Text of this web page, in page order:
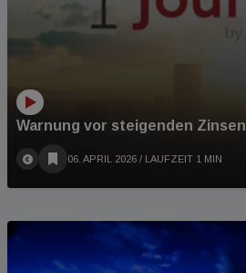
Warnung vor steigenden Zinsen
06. APRIL 2026 / LAUFZEIT 1 MIN